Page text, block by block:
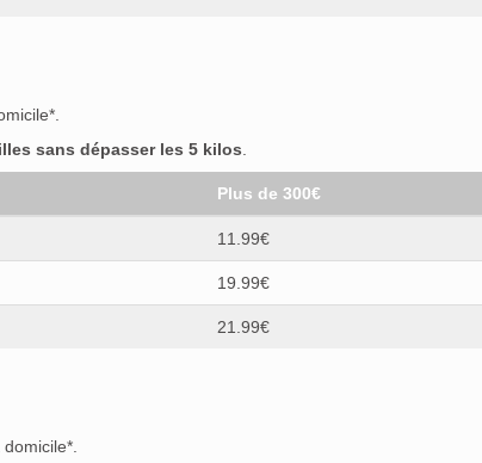
sans dépasser les 5 kilos
Plus de 300€
11.99€
19.99€
21.99€
domicile*.